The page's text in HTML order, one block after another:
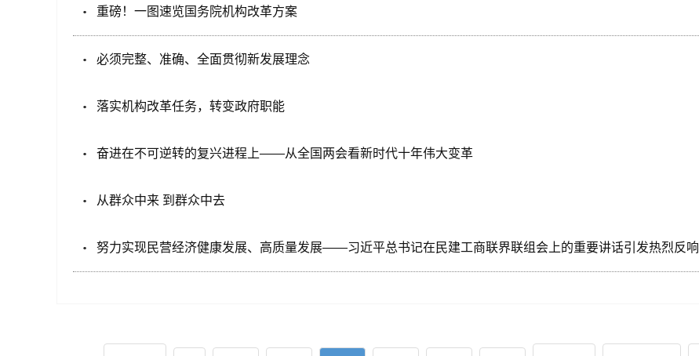
重磅！一图速览国务院机构改革方案
必须完整、准确、全面贯彻新发展理念
落实机构改革任务，转变政府职能
奋进在不可逆转的复兴进程上——从全国两会看新时代十年伟大变革
从群众中来 到群众中去
努力实现民营经济健康发展、高质量发展——习近平总书记在民建工商联界联组会上的重要讲话引发热烈反响